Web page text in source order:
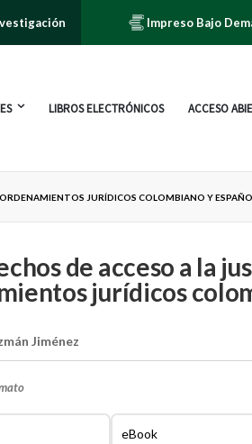
Impreso Bajo
LIBROS ELECTRÓNICOS ACCESO
JURÍDICOS COLOMBIANO Y
de acceso a la
jurídicos
Jiménez
eBook